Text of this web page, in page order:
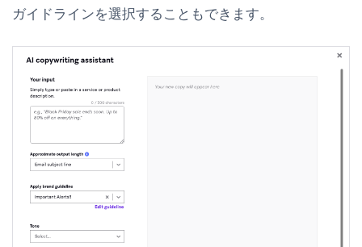
ガイドラインを選択することもできます。